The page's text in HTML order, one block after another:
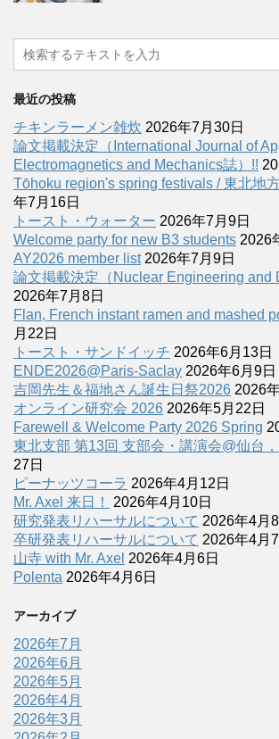
最近の投稿
チキンラーメン雑炊 2026年7月30日
論文掲載決定（International Journal of
Electromagnetics and Mechanics誌）!!
Tōhoku region's spring festivals / 東北地
年7月16日
トースト・ウォーター 2026年7月9日
Welcome party for new B3 students 2026
AY2026 member list 2026年7月9日
論文掲載決定（Nuclear Engineering and
2026年7月8日
Flan, French instant ramen and mashed
月22日
トースト・サンドイッチ 2026年6月13日
ENDE2026@Paris-Saclay 2026年6月9日
吉岡先生＆福地さん誕生日祭2026 2026
オンライン研究会 2026 2026年5月22日
Farewell & Welcome Party 2026 Spring
東北支部 第13回 支部会・講演会@仙台
27日
ピーナッツコーラ 2026年4月12日
Mr. Axel 来日！
2026年4月10日
研究発表リハーサルについて 2026年4月8
卒研発表リハーサルについて 2026年4月7
山寺 with Mr. Axel 2026年4月6日
Polenta 2026年4月6日
アーカイブ
2026年7月
2026年6月
2026年5月
2026年4月
2026年3月